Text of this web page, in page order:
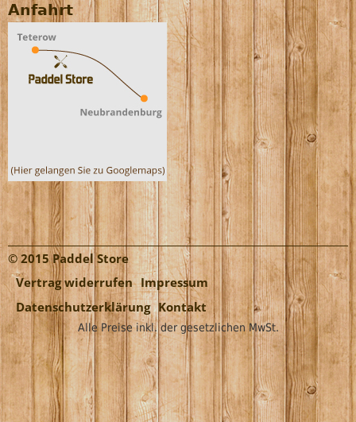
Anfahrt
© 2015 Paddel Store
Vertrag widerrufen Impressum
Datenschutzerklärung Kontakt
Alle Preise inkl. der gesetzlichen MwSt.